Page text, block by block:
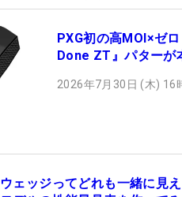
PXG初の高MOI×ゼ
Done ZT』パターが
2026年7月30日 (木) 16
ウェッジってどれも一緒に見